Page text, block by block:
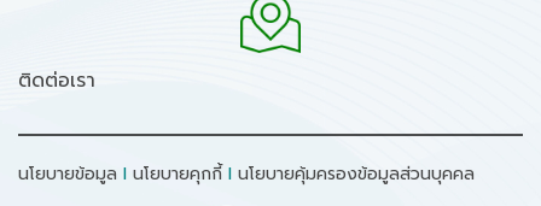
ติดต่อเรา
นโยบายข้อมูล I นโยบายคุกกี้ I นโยบายคุ้มครองข้อมูลส่วนบุคคล